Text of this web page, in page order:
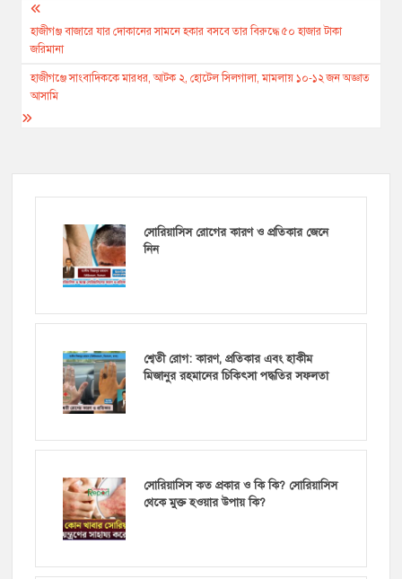
Post
navigation
হাজীগঞ্জ বাজারে যার দোকানের সামনে হকার বসবে তার বিরুদ্ধে ৫০ হাজার টাকা
জরিমানা
হাজীগঞ্জে সাংবাদিককে মারধর, আটক ২, হোটেল সিলগালা, মামলায় ১০-১২ জন অজ্ঞাত
আসামি
সোরিয়াসিস রোগের কারণ ও প্রতিকার জেনে
নিন
শ্বেতী রোগ: কারণ, প্রতিকার এবং হাকীম
মিজানুর রহমানের চিকিৎসা পদ্ধতির সফলতা
সোরিয়াসিস কত প্রকার ও কি কি? সোরিয়াসিস
থেকে মুক্ত হওয়ার উপায় কি?